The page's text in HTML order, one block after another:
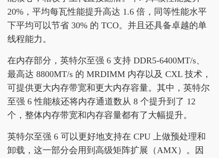
20%，平均每瓦性能提升高达 1.6 倍，同等性能水平
下平均可以节省 30% 的 TCO。并且还具备卓越的单
线程能力。
在内存部分，英特尔至强 6 支持 DDR5-6400MT/s、
最高达 8800MT/s 的 MRDIMM 内存以及 CXL 技术，
可提供更大内存带宽和更大内存容量。其中，英特尔
至强 6 性能核还将内存通道数从 8 个提升到了 12
个，整体内存带宽和内存容量都有了大幅提升。
英特尔至强 6 可以更好地支持在 CPU 上做预处理和
卸载，这一部分会用到高级矩阵扩展（AMX）。因